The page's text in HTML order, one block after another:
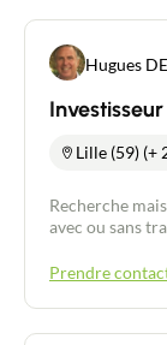
Hugues
Investisseur
Lille (59) (+
Recherche
avec ou sans
Prendre